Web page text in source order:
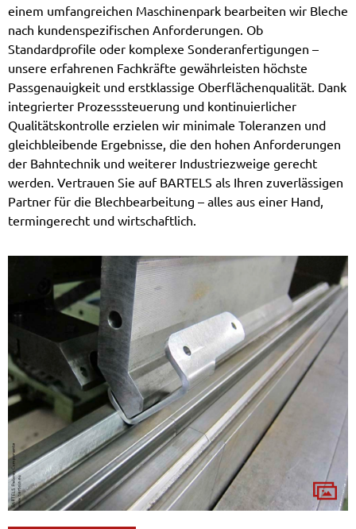
einem umfangreichen Maschinenpark bearbeiten wir Bleche
nach kundenspezifischen Anforderungen. Ob
Standardprofile oder komplexe Sonderanfertigungen –
unsere erfahrenen Fachkräfte gewährleisten höchste
Passgenauigkeit und erstklassige Oberflächenqualität. Dank
integrierter Prozesssteuerung und kontinuierlicher
Qualitätskontrolle erzielen wir minimale Toleranzen und
gleichbleibende Ergebnisse, die den hohen Anforderungen
der Bahntechnik und weiterer Industriezweige gerecht
werden. Vertrauen Sie auf BARTELS als Ihren zuverlässigen
Partner für die Blechbearbeitung – alles aus einer Hand,
termingerecht und wirtschaftlich.